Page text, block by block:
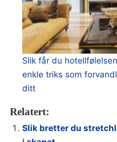
Slik får du
enkle triks som
ditt
Relatert:
Slik bretter du